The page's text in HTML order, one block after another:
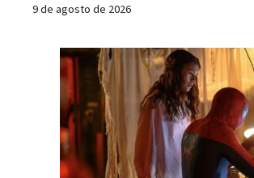
9 de agosto de 2026